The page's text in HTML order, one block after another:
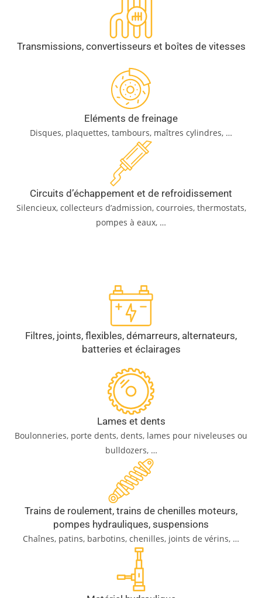
Transmissions, convertisseurs et boîtes de vitesses
Eléments de freinage
Disques, plaquettes, tambours, maîtres cylindres, …
Circuits d’échappement et de refroidissement
Silencieux, collecteurs d’admission, courroies, thermostats,
pompes à eaux, …
Filtres, joints, flexibles, démarreurs, alternateurs,
batteries et éclairages
Lames et dents
Boulonneries, porte dents, dents, lames pour niveleuses ou
bulldozers, …
Trains de roulement, trains de chenilles moteurs,
pompes hydrauliques, suspensions
Chaînes, patins, barbotins, chenilles, joints de vérins, …